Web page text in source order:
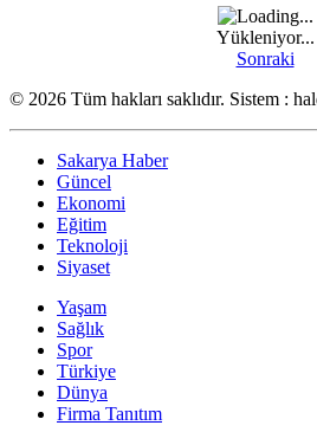
Yükleniyor...
Sonraki
© 2026 Tüm hakları saklıdır. Sistem :
Sakarya Haber
Güncel
Ekonomi
Eğitim
Teknoloji
Siyaset
Yaşam
Sağlık
Spor
Türkiye
Dünya
Firma Tanıtım